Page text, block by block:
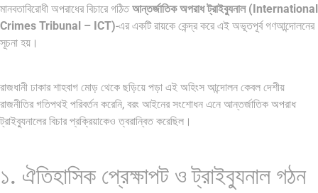
মানবতাবিরোধী অপরাধের বিচারে গঠিতআন্তর্জাতিক অপরাধ ট্রাইব্যুনাল (International
Crimes Tribunal – ICT)-এর একটি রায়কে কেন্দ্র করে এই অভূতপূর্ব গণআন্দোলনের
সূচনা হয়।
রাজধানী ঢাকার শাহবাগ মোড় থেকে ছড়িয়ে পড়া এই অহিংস আন্দোলন কেবল দেশীয়
রাজনীতির গতিপথই পরিবর্তন করেনি, বরং আইনের সংশোধন এনে আন্তর্জাতিক অপরাধ
ট্রাইব্যুনালের বিচার প্রক্রিয়াকেও ত্বরান্বিত করেছিল।
১. ঐতিহাসিক প্রেক্ষাপট ও ট্রাইব্যুনাল গঠন